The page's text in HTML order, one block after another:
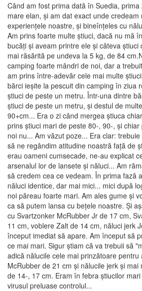
Când am fost prima dată în Suedia,
mare elan, și am dat exact unde
experiențele noastre, și bineînțeles cu
Am prins foarte multe știuci, dacă nu mă
bucăți și aveam printre ele și câteva știuci
mai răsărită pe undeva la 5 kg, de 84
camping foarte mândri de noi, dar a
am prins între-adevăr cele mai multe
bărci ieșite la pescuit din camping în ziua
știuci de peste un metru. Într-una dintre
știuci de peste un metru, și destul de
90+cm... Era o zi când mergea știuca
prins știuci mari de peste 80-, 90-, și
noi nu... Am văzut poze... Era clar:
să ne regândim atitudine noastră față de
erau oameni cumsecade, ne-au explicat
arsenalul lor de lansete și năluci... Am
să credem cea ce vedeam. În prima fază
năluci identice, dar mai mici... mici după
noi păreau foarte mari. Am ales gume și
ca să putem lansa cu bețele noastre. Și
cu Svartzonker McRubber Jr de 17 cm,
11 cm, voblere Zalt de 14 cm, năluci jerk
început imediat să apare. Am început să
ce mai mari. Sigur știam că va trebuii să
adică nălucile cele mai prinzătoare
McRubber de 21 cm și nălucile jerk și
de 14-, 17 cm. Eram în febra știucilor
virusul preluase controlul...